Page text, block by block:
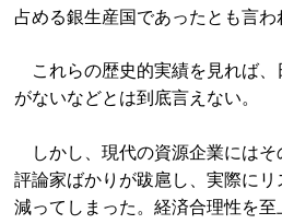
占める銀生産国であったとも言わ
これらの歴史的実績を見れば、
がないなどとは到底言えない。
しかし、現代の資源企業にはそ
評論家ばかりが跋扈し、実際に
減ってしまった。経済合理性を至